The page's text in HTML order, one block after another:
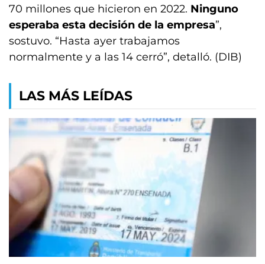
70 millones que hicieron en 2022. Ninguno
esperaba esta decisión de la empresa”,
sostuvo. “Hasta ayer trabajamos
normalmente y a las 14 cerró”, detalló. (DIB)
LAS MÁS LEÍDAS